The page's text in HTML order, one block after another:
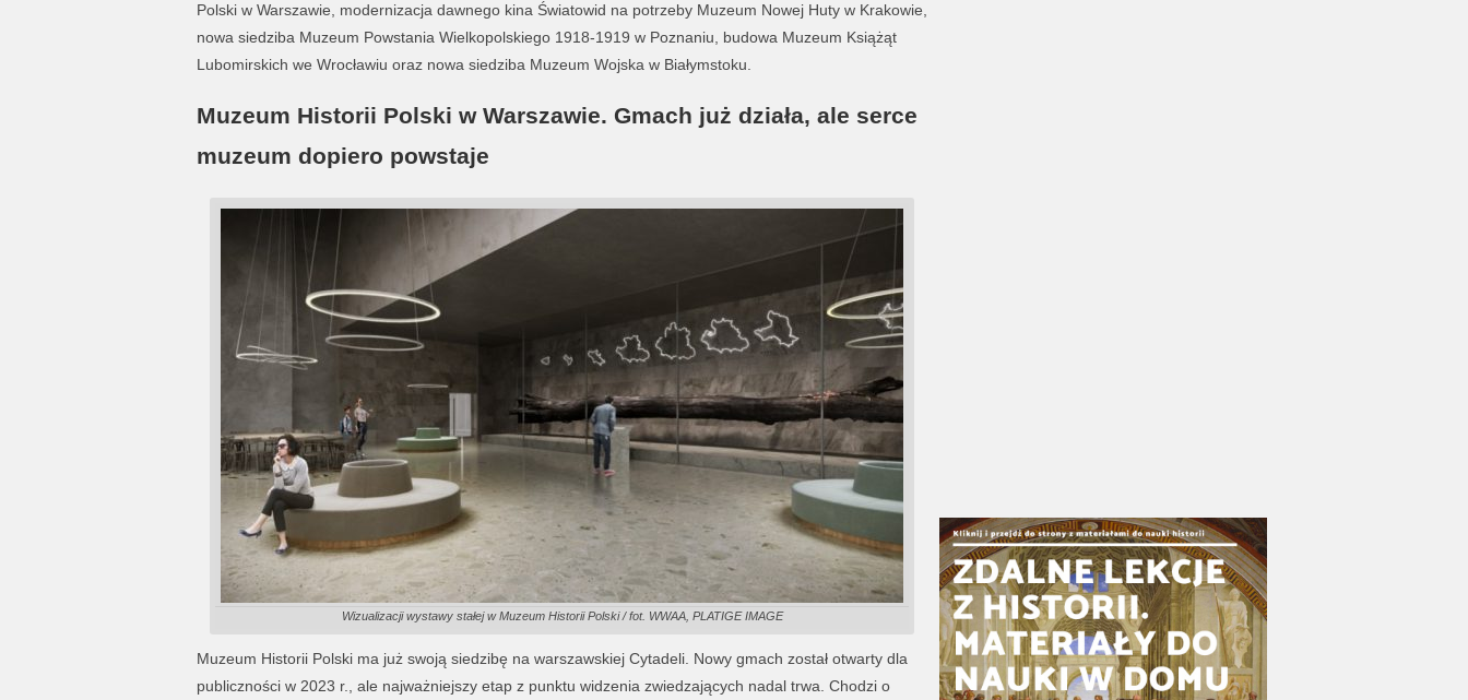
Polski w Warszawie, modernizacja dawnego kina Światowid na potrzeby Muzeum Nowej Huty w Krakowie,
nowa siedziba Muzeum Powstania Wielkopolskiego 1918-1919 w Poznaniu, budowa Muzeum Książąt
Lubomirskich we Wrocławiu oraz nowa siedziba Muzeum Wojska w Białymstoku.
Muzeum Historii Polski w Warszawie. Gmach już działa, ale serce
muzeum dopiero powstaje
Wizualizacji wystawy stałej w Muzeum Historii Polski / fot. WWAA, PLATIGE IMAGE
Muzeum Historii Polski ma już swoją siedzibę na warszawskiej Cytadeli. Nowy gmach został otwarty dla
publiczności w 2023 r., ale najważniejszy etap z punktu widzenia zwiedzających nadal trwa. Chodzi o